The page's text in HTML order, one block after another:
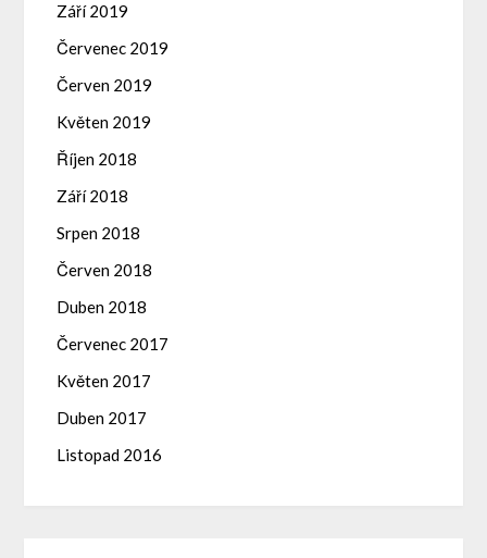
Září 2019
Červenec 2019
Červen 2019
Květen 2019
Říjen 2018
Září 2018
Srpen 2018
Červen 2018
Duben 2018
Červenec 2017
Květen 2017
Duben 2017
Listopad 2016